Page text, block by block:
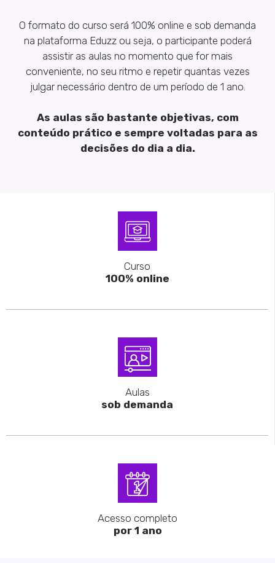
O formato do curso será 100% online e sob demanda
na plataforma Eduzz ou seja, o participante poderá
assistir as aulas no momento que for mais
conveniente, no seu ritmo e repetir quantas vezes
julgar necessário dentro de um período de 1 ano.
As aulas são bastante objetivas, com
conteúdo prático e sempre voltadas para as
decisões do dia a dia.
Curso
100% online
Aulas
sob demanda
Acesso completo
por 1 ano